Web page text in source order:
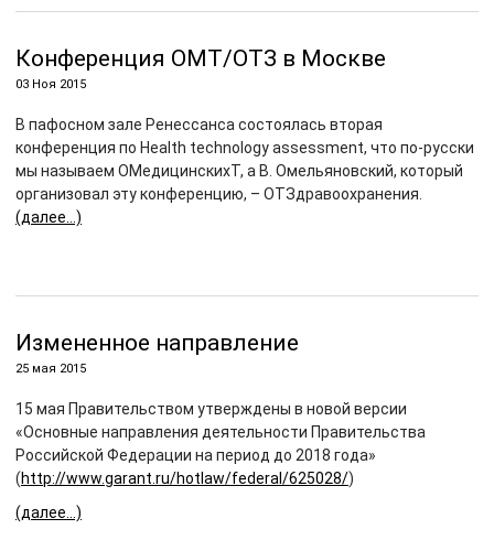
Конференция ОМТ/ОТЗ в Москве
03 Ноя 2015
В пафосном зале Ренессанса состоялась вторая
конференция по Health technology assessment, что по-русски
мы называем ОМедицинскихТ, а В. Омельяновский, который
организовал эту конференцию, – ОТЗдравоохранения.
(далее…)
Измененное направление
25 мая 2015
15 мая Правительством утверждены в новой версии
«Основные направления деятельности Правительства
Российской Федерации на период до 2018 года»
(http://www.garant.ru/hotlaw/federal/625028/)
(далее…)